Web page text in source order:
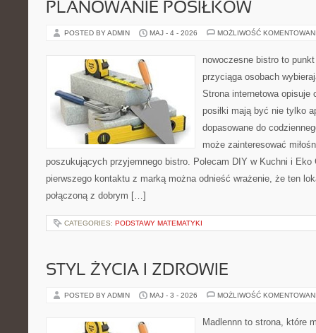
PLANOWANIE POSIŁKÓW
POSTED BY ADMIN MAJ - 4 - 2026 MOŻLIWOŚĆ
nowoczesne bistro to
przyciąga osobach
Strona internetowa opisuje
posiłki mają być nie tylko
dopasowane do
może zainteresować
poszukujących przyjemnego bistro. Polecam DIY w Kuchni i
pierwszego kontaktu z marką można odnieść wrażenie, że ten
połączoną z dobrym […]
CATEGORIES: PODSTAWY MATEMATYKI
STYL ŻYCIA I ZDROWIE
POSTED BY ADMIN MAJ - 3 - 2026 MOŻLIWOŚĆ
Madlennn to strona, które